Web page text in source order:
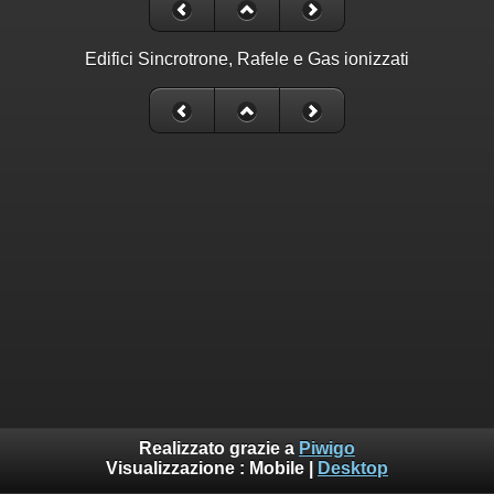
Edifici Sincrotrone, Rafele e Gas ionizzati
Realizzato grazie a Piwigo
Visualizzazione : Mobile Desktop